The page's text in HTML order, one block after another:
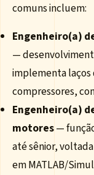
comuns incluem:
Engenheiro(a)
—
implementa
compressores,
Engenheiro(a)
motores—
até sênior,
em MATLAB/